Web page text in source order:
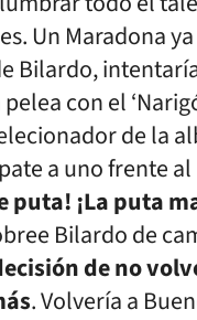
Un Maradona
Bilardo,
con el
de la
a uno frente
puta! ¡La puta
Bilardo de
de no
. Volvería a